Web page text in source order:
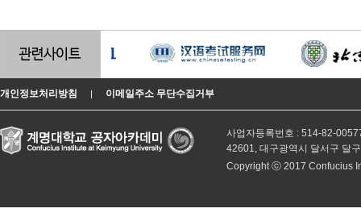
개인정보처리방침 | 이메일주소 무단수집거부
사업자등록번호 : 514-82-
42601, 대구광역시 달서구 달
Copyright ⓒ 2017 Confucius